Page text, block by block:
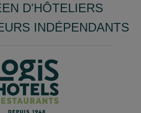
D'HÔTELIERS
INDÉPENDANTS